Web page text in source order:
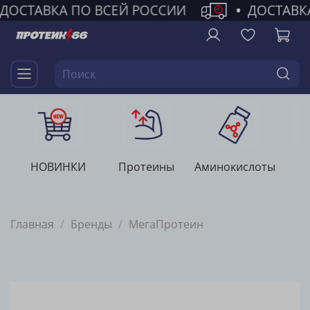
ПО ВСЕЙ РОССИИ •
НОВИНКИ Протеины Аминокислоты
Главная Бренды МегаПротеин